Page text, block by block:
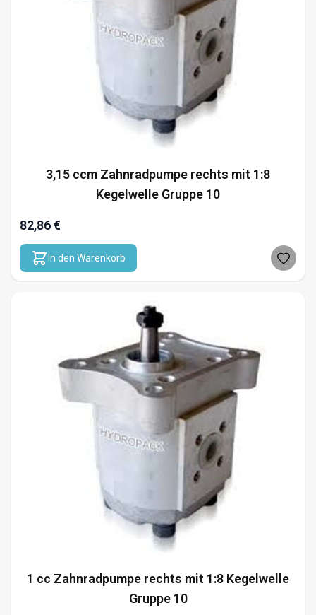
3,15 ccm Zahnradpumpe rechts mit 1:8
Kegelwelle Gruppe 10
82,86 €
In den Warenkorb
1 cc Zahnradpumpe rechts mit 1:8 Kegelwelle
Gruppe 10